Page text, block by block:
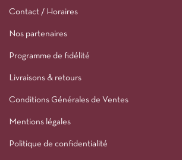
Contact / Horaires
Nos partenaires
Programme de fidélité
Livraisons & retours
Conditions Générales de Ventes
Mentions légales
Politique de confidentialité